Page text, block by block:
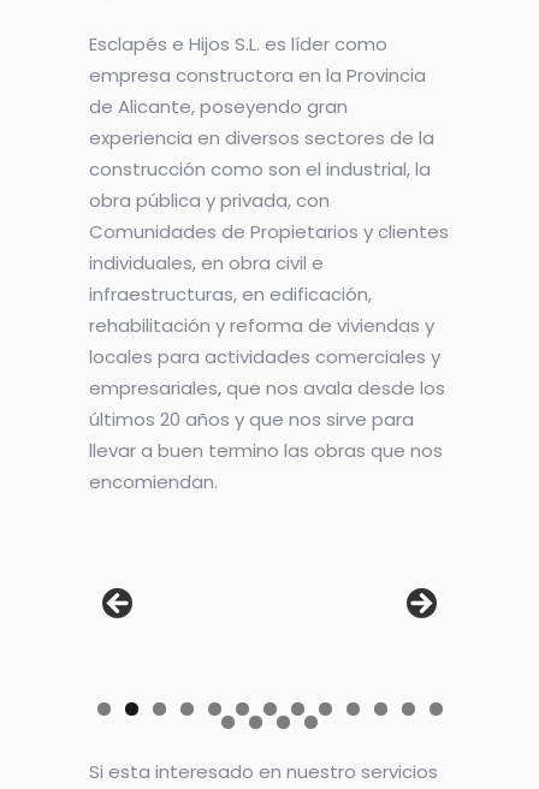
Esclapés e Hijos S.L. es líder como
empresa constructora en la Provincia
de Alicante, poseyendo gran
experiencia en diversos sectores de la
construcción como son el industrial, la
obra pública y privada, con
Comunidades de Propietarios y clientes
individuales, en obra civil e
infraestructuras, en edificación,
rehabilitación y reforma de viviendas y
locales para actividades comerciales y
empresariales, que nos avala desde los
últimos 20 años y que nos sirve para
llevar a buen termino las obras que nos
encomiendan.
Si esta interesado en nuestro servicios